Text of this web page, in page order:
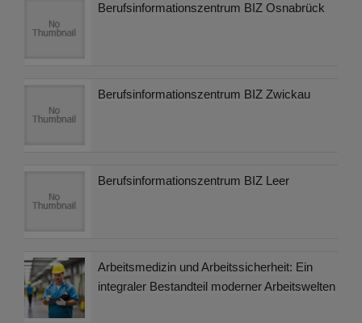
Berufsinformationszentrum BIZ Osnabrück
Berufsinformationszentrum BIZ Zwickau
Berufsinformationszentrum BIZ Leer
Arbeitsmedizin und Arbeitssicherheit: Ein
integraler Bestandteil moderner Arbeitswelten